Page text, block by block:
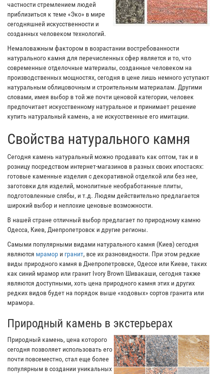
частности стремлением людей
приблизиться к теме «Эко» в мире
сегодняшней искусственности и
созданных человеком технологий.
Немаловажным фактором в возрастании востребованности
натурального камня для перечисленных сфер является и то, что
современные отделочные материалы, созданные человеком на
производственных мощностях, сегодня в цене лишь немного уступают
натуральным облицовочным и строительным материалам. Другими
словами, имея выбор в той же почти ценовой категории, человек
предпочитает искусственному натуральное и принимает решение
купить натуральный камень, а не искусственные его имитации.
Свойства натурального камня
Сегодня камень натуральный можно продавать как оптом, так и в
розницу посредством интернет-магазинов в разных своих ипостасях:
готовые каменные изделия с декоративной отделкой или без нее,
заготовки для изделий, монолитные необработанные плиты,
подготовленные слябы, и т.д. Людям действительно предлагается
широкий выбор и неплохие ценовые возможности.
В нашей стране отличный выбор предлагает по природному камню
Одесса, Киев, Днепропетровск и другие регионы.
Самыми популярными видами натурального камня (Киев) сегодня
являются мрамор и гранит, все их разновидности. При этом редкие
виды природного камня в Днепропетровске, Одессе или Киеве, таких
как синий мрамор или гранит Ivory Brown Шивакаши, сегодня также
являются доступными, хоть цена природного камня этих и других
редких видов будет на порядок выше «ходовых» сортов гранита или
мрамора.
Природный камень в экстерьерах
Природный камень, цена которого
сегодня позволяет использовать его
почти повсеместно, стал еще более
популярным в создании уникальных